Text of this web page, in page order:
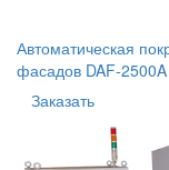
Автоматическая
фасадов DAF-
Заказать